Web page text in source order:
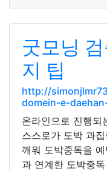
굿모닝
지 팁
http://
domein-e-
온라인으로 진행되
스스로가 도박 과
깨워 도박중독을
과 연계한 도박중